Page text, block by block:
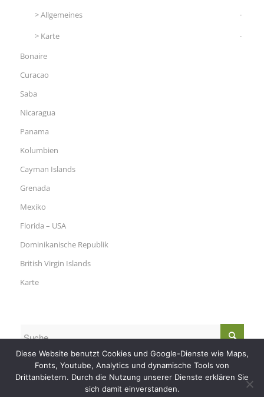
Allgemeines
Karte
Bonaire
Curacao
Saba
Nicaragua
Panama
Kolumbien
Cayman Islands
Grenada
Mexiko
Florida – USA
Dominikanische Republik
British Virgin Islands
Karte
Diese Website benutzt Cookies und Google-Dienste wie Maps,
Fonts, Youtube, Analytics und dynamische Tools von
Drittanbietern. Durch die Nutzung unserer Dienste erklären Sie
sich damit einverstanden.